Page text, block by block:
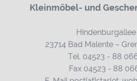
Kleinmöbel- und
Hindenburgallee
23714 Bad Malente –
Tel. 04523 - 88
Fax 04523 - 88